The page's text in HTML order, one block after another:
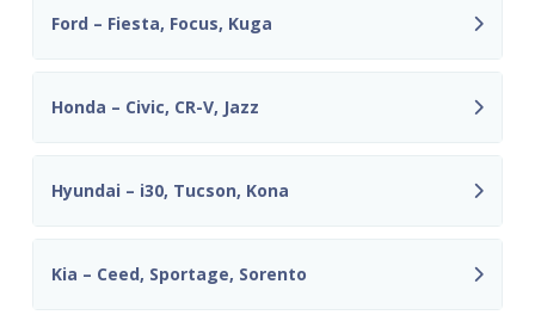
Ford – Fiesta, Focus, Kuga
Honda – Civic, CR-V, Jazz
Hyundai – i30, Tucson, Kona
Kia – Ceed, Sportage, Sorento